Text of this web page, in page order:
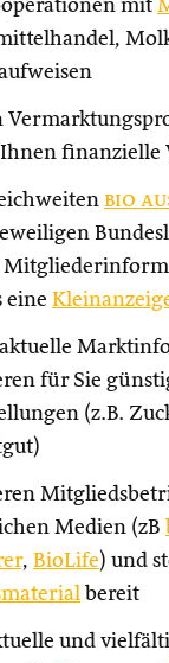
mit
Ihnen
bio
eine
für Sie
(z.B.
Medien (zB
, BioLife) und
bereit
und